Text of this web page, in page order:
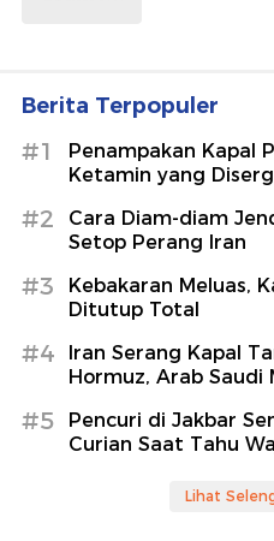
Berita Terpopuler
#1
Penampakan Kapal
Ketamin yang
#2
Cara Diam-diam
Setop Perang Iran
#3
Kebakaran Meluas,
Ditutup Total
#4
Iran Serang Kapal
Hormuz, Arab Saudi
#5
Pencuri di Jakbar
Curian Saat Tahu
Lihat